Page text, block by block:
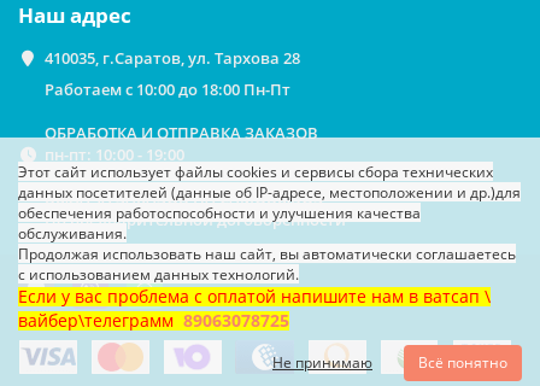
Этот сайт использует файлы cookies и сервисы сбора технических
данных посетителей (данные об IP-адресе, местоположении и др.)для
обеспечения работоспособности и улучшения качества
обслуживания.
Продолжая использовать наш сайт, вы автоматически соглашаетесь
с использованием данных технологий.
Если у вас проблема с оплатой напишите нам в ватсап \
вайбер\телеграмм 89063078725
Не принимаю Всё понятно
Наш адрес
410035, г.Саратов, ул. Тархова 28
Работаем с 10:00 до 18:00 Пн-Пт
ОБРАБОТКА И ОТПРАВКА ЗАКАЗОВ
пн-пт: 10:00 - 19:00
ВЫДАЧА ЗАКАЗОВ НА САМОВЫВОЗ
По предварительной договоренности